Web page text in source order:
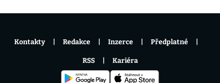
Kontakty Redakce Inzerce Předplatné
RSS Kariéra